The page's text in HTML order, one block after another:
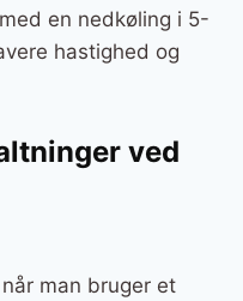
en nedkøling i 5-
hastighed og
ved
man bruger et